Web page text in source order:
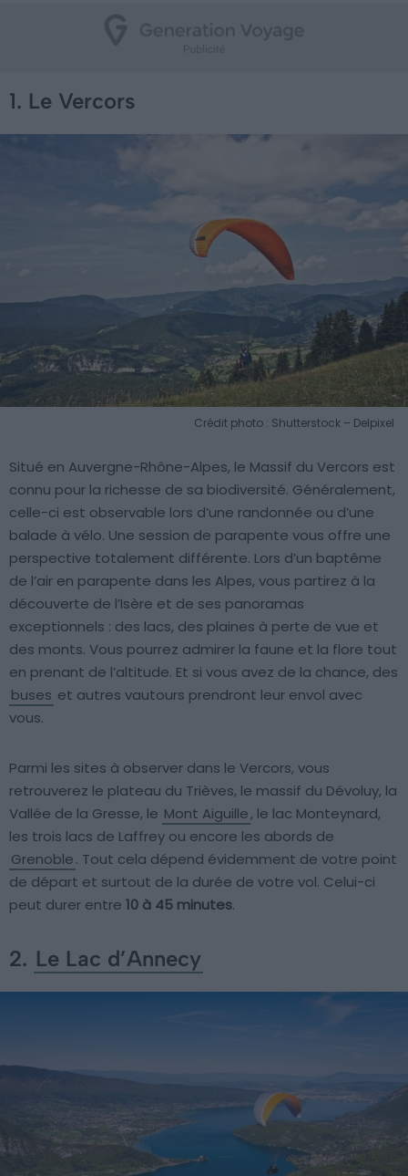
1. Le Vercors
Crédit photo : Shutterstock – Delpixel
Situé en Auvergne-Rhône-Alpes, le Massif du Vercors est
connu pour la richesse de sa biodiversité. Généralement,
celle-ci est observable lors d’une randonnée ou d’une
balade à vélo. Une session de parapente vous offre une
perspective totalement différente. Lors d’un baptême
de l’air en parapente dans les Alpes, vous partirez à la
découverte de l’Isère et de ses panoramas
exceptionnels : des lacs, des plaines à perte de vue et
des monts. Vous pourrez admirer la faune et la flore tout
en prenant de l’altitude. Et si vous avez de la chance, des
buses et autres vautours prendront leur envol avec
vous.
Parmi les sites à observer dans le Vercors, vous
retrouverez le plateau du Trièves, le massif du Dévoluy, la
Vallée de la Gresse, le Mont Aiguille, le lac Monteynard,
les trois lacs de Laffrey ou encore les abords de
Grenoble. Tout cela dépend évidemment de votre point
de départ et surtout de la durée de votre vol. Celui-ci
peut durer entre 10 à 45 minutes.
2. Le Lac d’Annecy